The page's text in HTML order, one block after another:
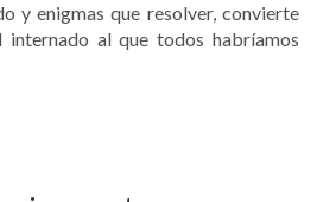
y enigmas que resolver, convierte
al que todos habríamos